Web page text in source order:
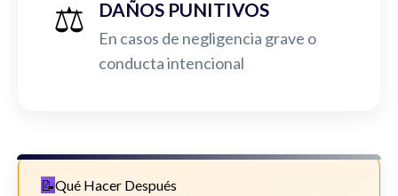
⚖️ DAÑOS PUNITIVOS
En casos de negligencia grave o
conducta intencional
Qué Hacer Después